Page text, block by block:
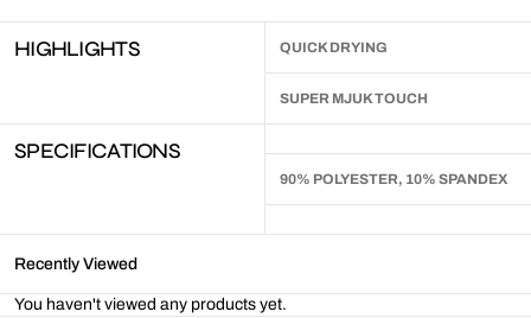
HIGHLIGHTS QUICK DRYING
SUPER MJUK TOUCH
SPECIFICATIONS
90% POLYESTER, 10% SPANDEX
Recently Viewed
You haven't viewed any products yet.